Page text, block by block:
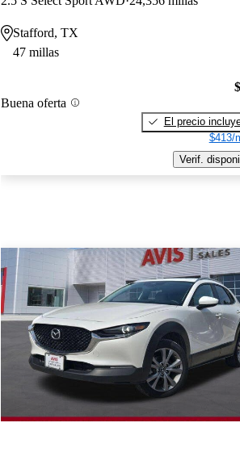
Stafford, TX
47 millas
Buena oferta
El precio
$413/
Verif.